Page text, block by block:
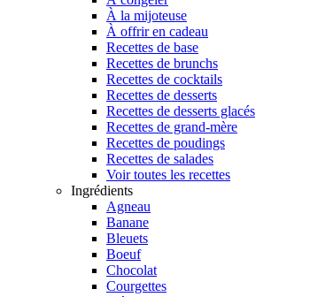
À la mijoteuse
À offrir en cadeau
Recettes de base
Recettes de brunchs
Recettes de cocktails
Recettes de desserts
Recettes de desserts glacés
Recettes de grand-mère
Recettes de poudings
Recettes de salades
Voir toutes les recettes
Ingrédients
Agneau
Banane
Bleuets
Boeuf
Chocolat
Courgettes